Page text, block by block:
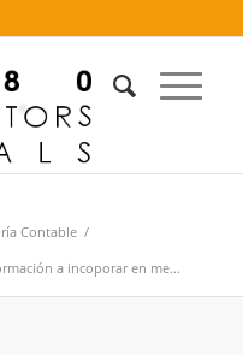
Contable /
a incoporar en me...